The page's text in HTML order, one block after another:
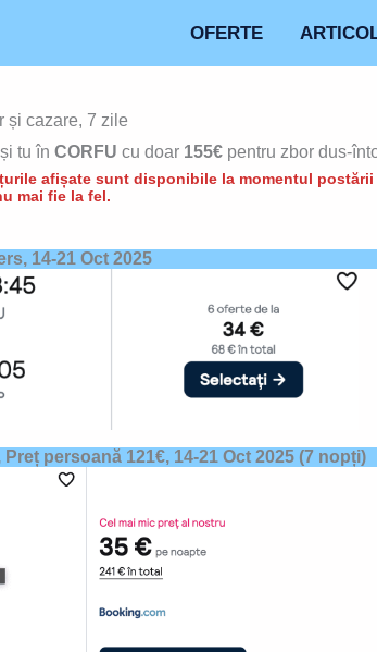
OFERTE
și cazare, 7 zile
tu în CORFU cu doar 155€pentru zbor dus-
afișate sunt disponibile la momentul
mai fie la fel.
14-21 Oct 2025
Preț persoană 121€, 14-21 Oct 2025(7 nopți)